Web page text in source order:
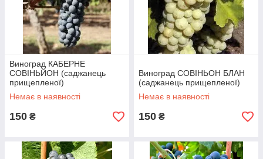
Виноград КАБЕРНЕ
СОВІНЬЙОН (саджанець
прищепленої)
Немає в наявності
150 ₴
Виноград СОВІНЬОН БЛАН
(саджанець прищепленої)
Немає в наявності
150 ₴